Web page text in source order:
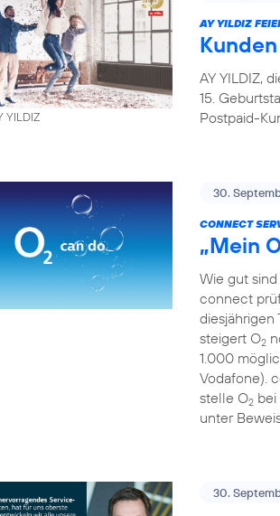
YILDIZ
AY YILDIZ
AY YILDIZ,
15.
Postpaid-
30.
CONNECT
„Mein
Wie gut
connect
diesjährigen
steigert O2
1.000
Vodafone).
stelle O2
unter
30.